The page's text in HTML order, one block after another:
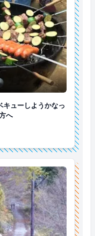
ーベキューしようかなっ
キューしようかなっ
へ